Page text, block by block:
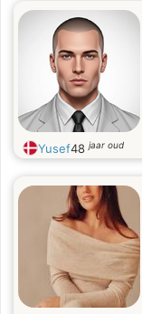
Yusef48jaar oud